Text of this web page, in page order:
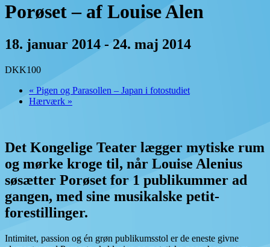
Porøset – af Louise Alen
18. januar 2014 - 24. maj 2014
DKK100
« Pigen og Parasollen – Japan i fotostudiet
Hærværk »
Det Kongelige Teater lægger mytiske rum
og mørke kroge til, når Louise Alenius
søsætter Porøset for 1 publikummer ad
gangen, med sine musikalske petit-
forestillinger.
Intimitet, passion og én grøn publikumsstol er de eneste givne